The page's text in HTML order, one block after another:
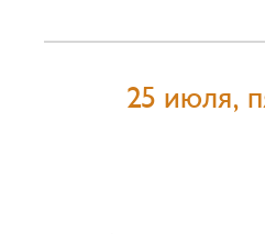
25 июля,